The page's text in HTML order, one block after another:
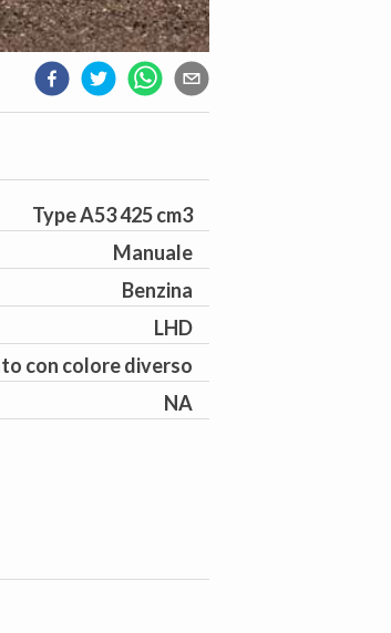
Type A53 425 cm3
Manuale
Benzina
LHD
con colore diverso
NA